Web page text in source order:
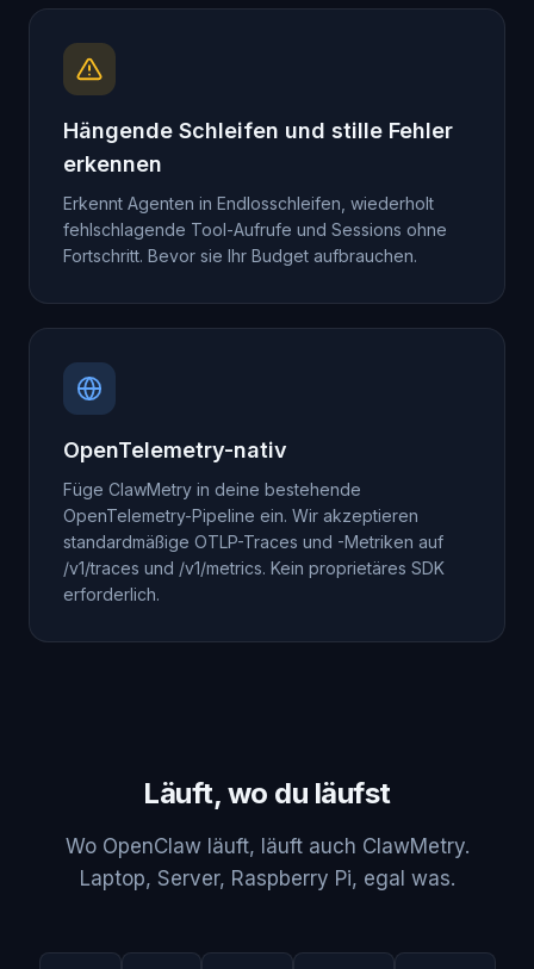
Hängende Schleifen und stille Fehler
erkennen
Erkennt Agenten in Endlosschleifen, wiederholt
fehlschlagende Tool-Aufrufe und Sessions ohne
Fortschritt. Bevor sie Ihr Budget aufbrauchen.
OpenTelemetry-nativ
Füge ClawMetry in deine bestehende
OpenTelemetry-Pipeline ein. Wir akzeptieren
standardmäßige OTLP-Traces und -Metriken auf
/v1/traces und /v1/metrics. Kein proprietäres SDK
erforderlich.
Läuft, wo du läufst
Wo OpenClaw läuft, läuft auch ClawMetry.
Laptop, Server, Raspberry Pi, egal was.